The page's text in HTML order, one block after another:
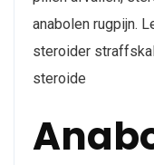
anabolen rugpijn.
steroider
steroide